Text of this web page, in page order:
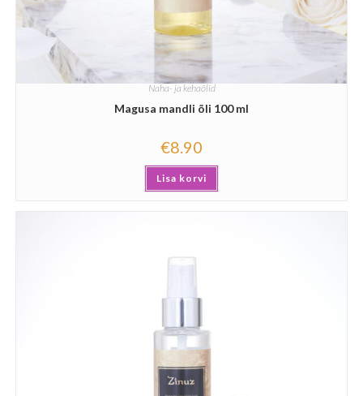
Naha- ja kehaõlid
Magusa mandli õli 100 ml
€8.90
Lisa korvi